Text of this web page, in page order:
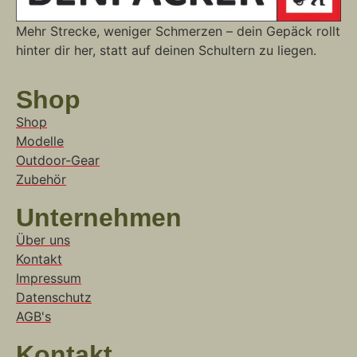
Mehr Strecke, weniger Schmerzen – dein Gepäck rollt
hinter dir her, statt auf deinen Schultern zu liegen.
Shop
Shop
Modelle
Outdoor-Gear
Zubehör
Unternehmen
Über uns
Kontakt
Impressum
Datenschutz
AGB's